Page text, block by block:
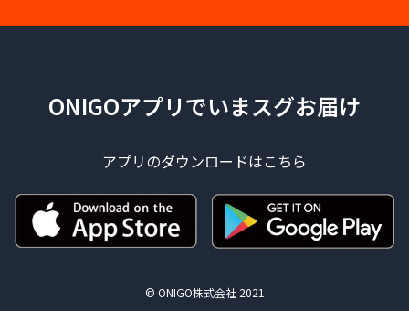
ONIGOアプリでいまスグお届け
アプリのダウンロードはこちら
© ONIGO株式会社 2021